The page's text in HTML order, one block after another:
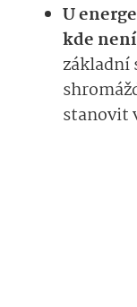
U
kde
základní
stanovit